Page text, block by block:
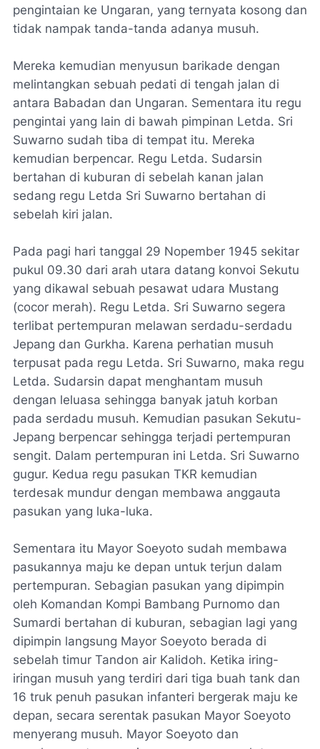
pengintaian ke Ungaran, yang ternyata kosong dan
tidak nampak tanda-tanda adanya musuh.
Mereka kemudian menyusun barikade dengan
melintangkan sebuah pedati di tengah jalan di
antara Babadan dan Ungaran. Sementara itu regu
pengintai yang lain di bawah pimpinan Letda. Sri
Suwarno sudah tiba di tempat itu. Mereka
kemudian berpencar. Regu Letda. Sudarsin
bertahan di kuburan di sebelah kanan jalan
sedang regu Letda Sri Suwarno bertahan di
sebelah kiri jalan.
Pada pagi hari tanggal 29 Nopember 1945 sekitar
pukul 09.30 dari arah utara datang konvoi Sekutu
yang dikawal sebuah pesawat udara Mustang
(cocor merah). Regu Letda. Sri Suwarno segera
terlibat pertempuran melawan serdadu-serdadu
Jepang dan Gurkha. Karena perhatian musuh
terpusat pada regu Letda. Sri Suwarno, maka regu
Letda. Sudarsin dapat menghantam musuh
dengan leluasa sehingga banyak jatuh korban
pada serdadu musuh. Kemudian pasukan Sekutu-
Jepang berpencar sehingga terjadi pertempuran
sengit. Dalam pertempuran ini Letda. Sri Suwarno
gugur. Kedua regu pasukan TKR kemudian
terdesak mundur dengan membawa anggauta
pasukan yang luka-luka.
Sementara itu Mayor Soeyoto sudah membawa
pasukannya maju ke depan untuk terjun dalam
pertempuran. Sebagian pasukan yang dipimpin
oleh Komandan Kompi Bambang Purnomo dan
Sumardi bertahan di kuburan, sebagian lagi yang
dipimpin langsung Mayor Soeyoto berada di
sebelah timur Tandon air Kalidoh. Ketika iring-
iringan musuh yang terdiri dari tiga buah tank dan
16 truk penuh pasukan infanteri bergerak maju ke
depan, secara serentak pasukan Mayor Soeyoto
menyerang musuh. Mayor Soeyoto dan